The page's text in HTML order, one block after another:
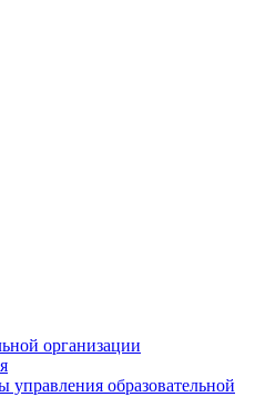
организации
управления образовательной